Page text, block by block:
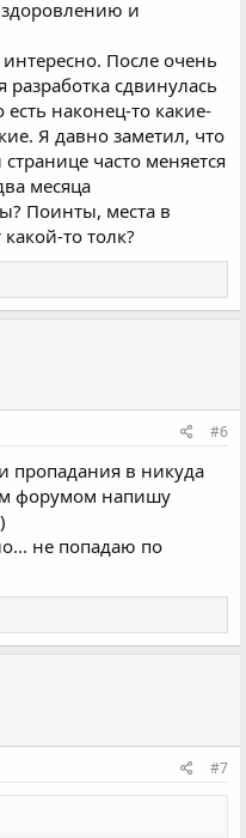
и
После очень
сдвинулась
есть наконец-то какие-
Я давно заметил, что
часто меняется
месяца
Поинты, места в
то толк?
#6
пропадания в никуда
форумом напишу
не попадаю по
#7